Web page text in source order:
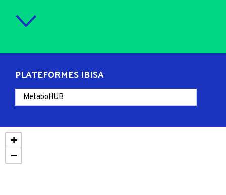
PLATEFORMES IBISA
+
−